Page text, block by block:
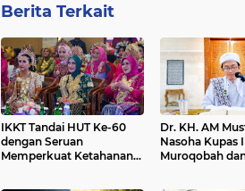
Berita Terkait
IKKT Tandai HUT Ke-60
dengan Seruan
Memperkuat Ketahanan
Dr. KH. AM
Nasoha Kupas
Muroqobah